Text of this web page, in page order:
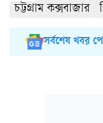
চট্টগ্রাম কক্সবাজার
সর্বশেষ খবর